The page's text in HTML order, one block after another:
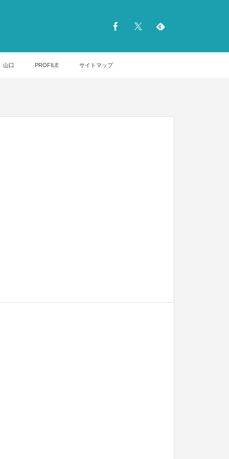
山口 PROFILE サイトマップ